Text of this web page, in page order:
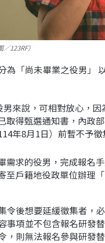
123RF）
為「尚未畢業之役男」
來說，可相對放心，
取得甄選通知書，內政
年8月1日）前暫不予徵
需求的役男，完成報名
至戶籍地役政單位辦理
令後想要延緩徵集者，
事項並不包含報名研發
，則無法報名參與研發